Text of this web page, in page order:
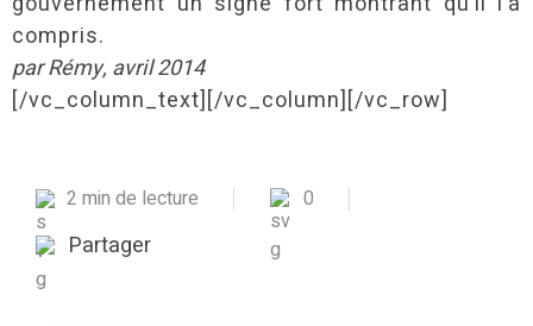
compris.
par Rémy, avril 2014
[/vc_column_text][/vc_column][/vc_row]
2 min de lecture 0
Partager